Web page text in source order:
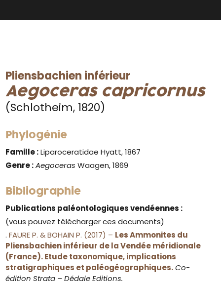
Pliensbachien inférieur
Aegoceras capricornus
(Schlotheim, 1820)
Phylogénie
Famille :Liparoceratidae Hyatt, 1867
Genre : Aegoceras Waagen, 1869
Bibliographie
Publications paléontologiques vendéennes :
(vous pouvez télécharger ces documents)
.FAURE P. & BOHAIN P. (2017) – Les Ammonites du
Pliensbachien inférieur de la Vendée méridionale
(France). Etude taxonomique, implications
stratigraphiques et paléogéographiques. Co-
édition Strata – Dédale Editions.